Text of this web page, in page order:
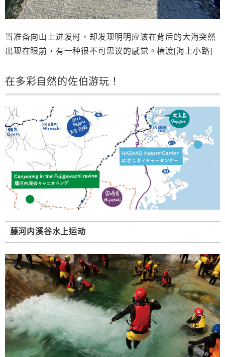
当准备向山上进发时，却发现明明应该在背后的大海突然
出现在眼前，有一种很不可思议的感觉。横渡[海上小路]
在多彩自然的佐伯游玩！
藤河内溪谷水上运动